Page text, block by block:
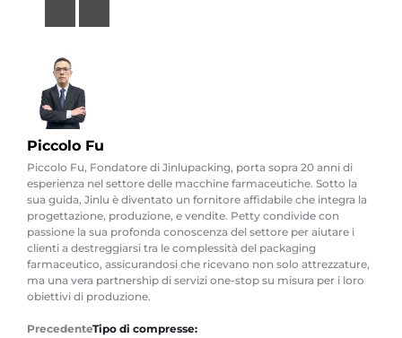
Piccolo Fu
Piccolo Fu, Fondatore di Jinlupacking, porta sopra 20 anni di
esperienza nel settore delle macchine farmaceutiche. Sotto la
sua guida, Jinlu è diventato un fornitore affidabile che integra la
progettazione, produzione, e vendite. Petty condivide con
passione la sua profonda conoscenza del settore per aiutare i
clienti a destreggiarsi tra le complessità del packaging
farmaceutico, assicurandosi che ricevano non solo attrezzature,
ma una vera partnership di servizi one-stop su misura per i loro
obiettivi di produzione.
PrecedenteTipo di compresse: